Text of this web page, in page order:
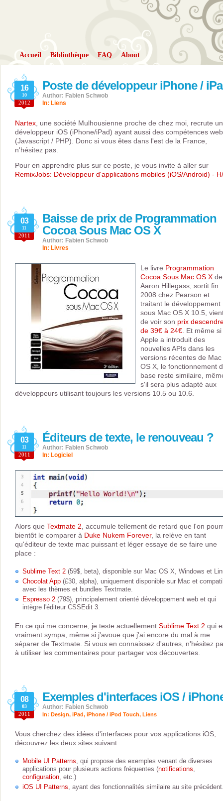
Accueil Bibliothèque FAQ About
Poste de développeur iPhone /
16
10
2012
Author: Fabien Schwob
In: Liens
Nartex , une société Mulhousienne proche de chez moi, recrute un
développeur iOS (iPhone/iPad) ayant aussi des compétences web
(Javascript / PHP). Donc si vous êtes dans l'est de la France,
n'hésitez pas.
Pour en apprendre plus sur ce poste, je vous invite à aller sur
RemixJobs: Développeur d'applications mobiles (iOS/Android) -
Baisse de prix de Programmation
Cocoa Sous Mac OS X
03
11
2011
Author: Fabien Schwob
In: Livres
Le livre Programmation
Cocoa Sous Mac OS X de
Aaron Hillegass, sortit fin
2008 chez Pearson et
traitant le développement
sous Mac OS X 10.5,
de voir son prix
de 39€ à 24€ . Et même si
Apple a introduit des
nouvelles APIs dans les
versions récentes de Mac
OS X, le fonctionnement
base reste similaire,
s'il sera plus adapté aux
développeurs utilisant toujours les versions 10.5 ou 10.6.
Éditeurs de texte, le renouveau ?
03
11
2011
Author: Fabien Schwob
In: Logiciel
Alors que Textmate 2, accumule tellement de retard que l'on
bientôt le comparer à Duke Nukem Forever, la relève en tant
qu'éditeur de texte mac puissant et léger essaye de se faire une
place :
Sublime Text 2 (59$, beta), disponible sur Mac OS X, Windows et
Chocolat App (£30, alpha), uniquement disponible sur Mac et
avec les thèmes et bundles Textmate.
Espresso 2 (79$), principalement orienté développement web et qui
intègre l'éditeur CSSEdit 3.
En ce qui me concerne, je teste actuellement Sublime Text 2 qui
vraiment sympa, même si j'avoue que j'ai encore du mal à me
séparer de Textmate. Si vous en connaissez d'autres, n'hésitez
à utiliser les commentaires pour partager vos découvertes.
Exemples d'interfaces iOS /
08
03
2011
Author: Fabien Schwob
In: Design, iPad, iPhone / iPod Touch, Liens
Vous cherchez des idées d'interfaces pour vos applications iOS,
découvrez les deux sites suivant :
Mobile UI Patterns, qui propose des exemples venant de diverses
applications pour plusieurs actions fréquentes (notifications,
configuration, etc.)
iOS UI Patterns, ayant des fonctionnalités similaire au site